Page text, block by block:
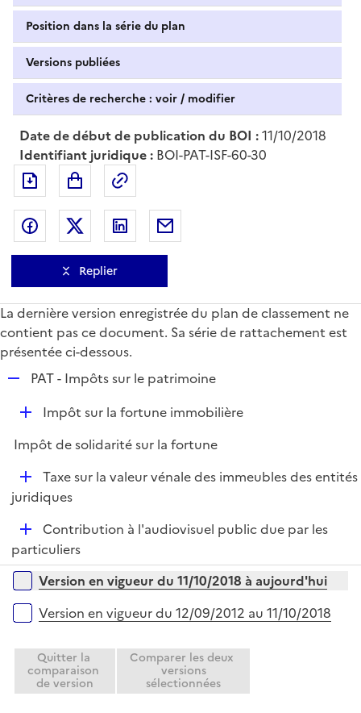
Position dans la série du plan
Versions publiées
Critères de recherche : voir / modifier
Date de début de publication du BOI :11/10/2018
Identifiant juridique : BOI-PAT-ISF-60-30
Exporter le document au format pdf
Partager sur Facebook
Partager sur Twitter
Partager sur LinkedIn
Replier
La dernière version enregistrée du plan de classement ne
contient pas ce document. Sa série de rattachement est
présentée ci-dessous.
p
i
e
r
PAT - Impôts sur le patrimoine
D
p
i
e
Impôt sur la fortune immobilière
Impôt de solidarité sur la fortune
D
é
i
e
r
Taxe sur la valeur vénale des immeubles des entités
juridiques
D
é
p
e
r
Contribution à l'audiovisuel public due par les
particuliers
Versions sur la période
Version en vigueur du 11/10/2018 à aujourd'hui
Version en vigueur du 12/09/2012 au 11/10/2018
Quitter la
comparaison
de version
Comparer les deux
versions
sélectionnées